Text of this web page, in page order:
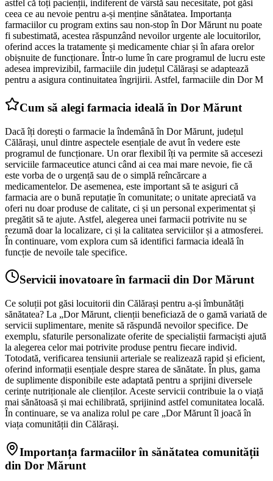
astfel că toți pacienții, indiferent de vârstă sau necesitate, pot găsi
ceea ce au nevoie pentru a-și menține sănătatea. Importanța
farmaciilor cu program extins sau non-stop în Dor Mărunt nu poate
fi subestimată, acestea răspunzând nevoilor urgente ale locuitorilor,
oferind acces la tratamente și medicamente chiar și în afara orelor
obișnuite de funcționare. Într-o lume în care programul de lucru este
adesea imprevizibil, farmaciile din județul Călărași se adaptează
pentru a asigura continuitatea îngrijirii. Astfel, farmaciile din Dor M
Cum să alegi farmacia ideală în Dor Mărunt
Dacă îți dorești o farmacie la îndemână în Dor Mărunt, județul
Călărași, unul dintre aspectele esențiale de avut în vedere este
programul de funcționare. Un orar flexibil îți va permite să accesezi
serviciile farmaceutice atunci când ai cea mai mare nevoie, fie că
este vorba de o urgență sau de o simplă reîncărcare a
medicamentelor. De asemenea, este important să te asiguri că
farmacia are o bună reputație în comunitate; o unitate apreciată va
oferi nu doar produse de calitate, ci și un personal experimentat și
pregătit să te ajute. Astfel, alegerea unei farmacii potrivite nu se
rezumă doar la localizare, ci și la calitatea serviciilor și a atmosferei.
În continuare, vom explora cum să identifici farmacia ideală în
funcție de nevoile tale specifice.
Servicii inovatoare în farmacii din Dor Mărunt
Ce soluții pot găsi locuitorii din Călărași pentru a-și îmbunătăți
sănătatea? La „Dor Mărunt, clienții beneficiază de o gamă variată de
servicii suplimentare, menite să răspundă nevoilor specifice. De
exemplu, sfaturile personalizate oferite de specialiștii farmaciști ajută
la alegerea celor mai potrivite produse pentru fiecare individ.
Totodată, verificarea tensiunii arteriale se realizează rapid și eficient,
oferind informații esențiale despre starea de sănătate. În plus, gama
de suplimente disponibile este adaptată pentru a sprijini diversele
cerințe nutriționale ale clienților. Aceste servicii contribuie la o viață
mai sănătoasă și mai echilibrată, sprijinind astfel comunitatea locală.
În continuare, se va analiza rolul pe care „Dor Mărunt îl joacă în
viața comunității din Călărași.
Importanța farmaciilor în sănătatea comunității
din Dor Mărunt